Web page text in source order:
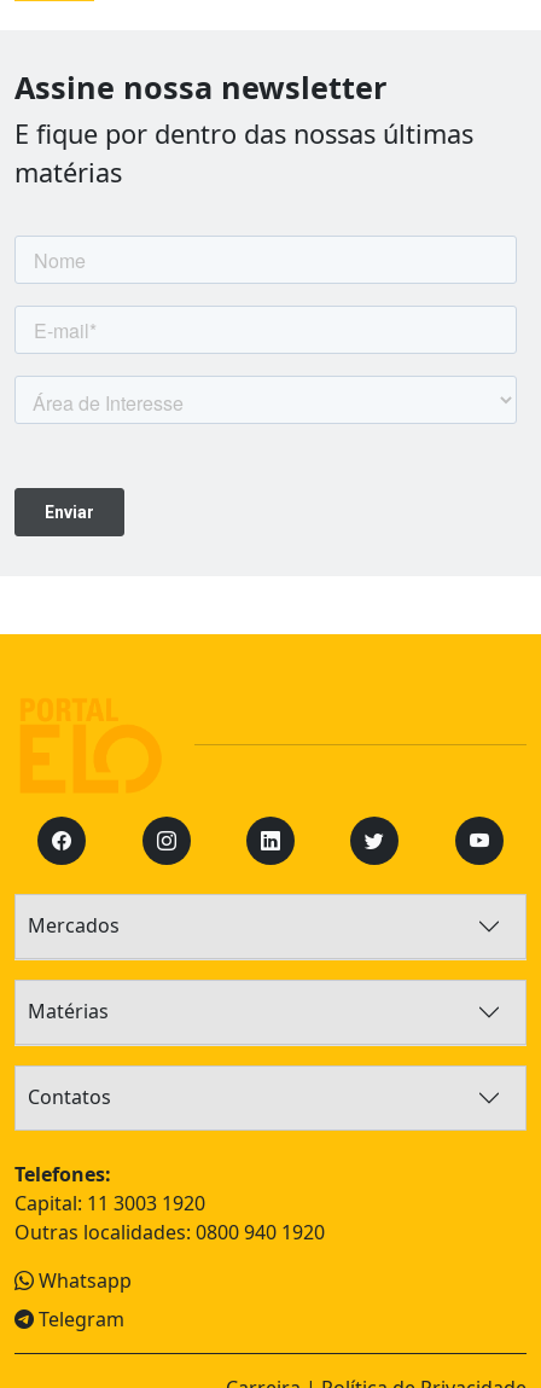
Assine nossa newsletter
E fique por dentro das nossas últimas
matérias
Mercados
Matérias
Contatos
Telefones:
Capital: 11 3003 1920
Outras localidades: 0800 940 1920
Whatsapp
Telegram